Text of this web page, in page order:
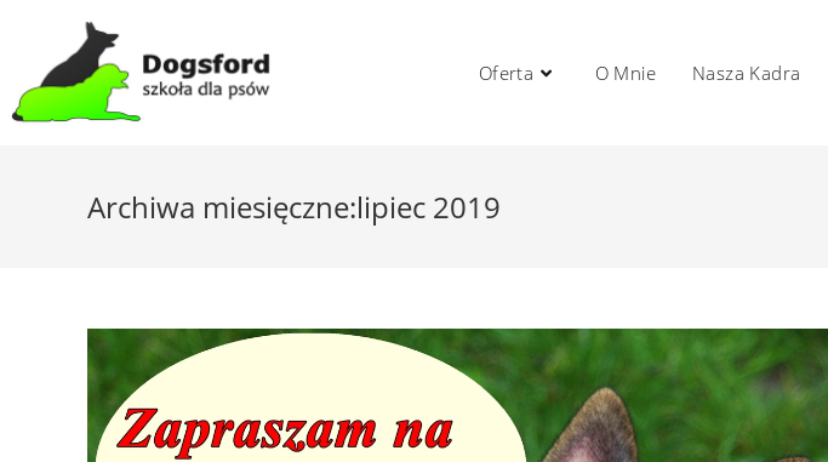
content
Oferta O Mnie Nasza Kadra
Archiwa miesięczne:lipiec 2019